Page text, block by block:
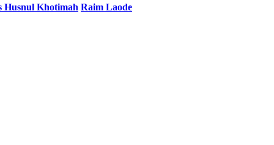
Husnul Khotimah Raim Laode